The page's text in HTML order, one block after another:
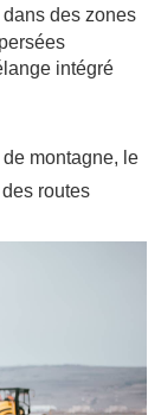
des zones
intégré
montagne, le
routes